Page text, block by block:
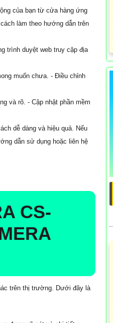
của bạn từ cửa hàng ứng
làm theo hướng dẫn trên
trình duyệt web truy cập địa
muốn chưa. - Điều chỉnh
và rõ. - Cập nhật phần mềm
dễ dàng và hiệu quả. Nếu
dẫn sử dụng hoặc liên hệ
CS-
trên thị trường. Dưới đây là